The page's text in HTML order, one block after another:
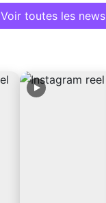
Voir toutes les news